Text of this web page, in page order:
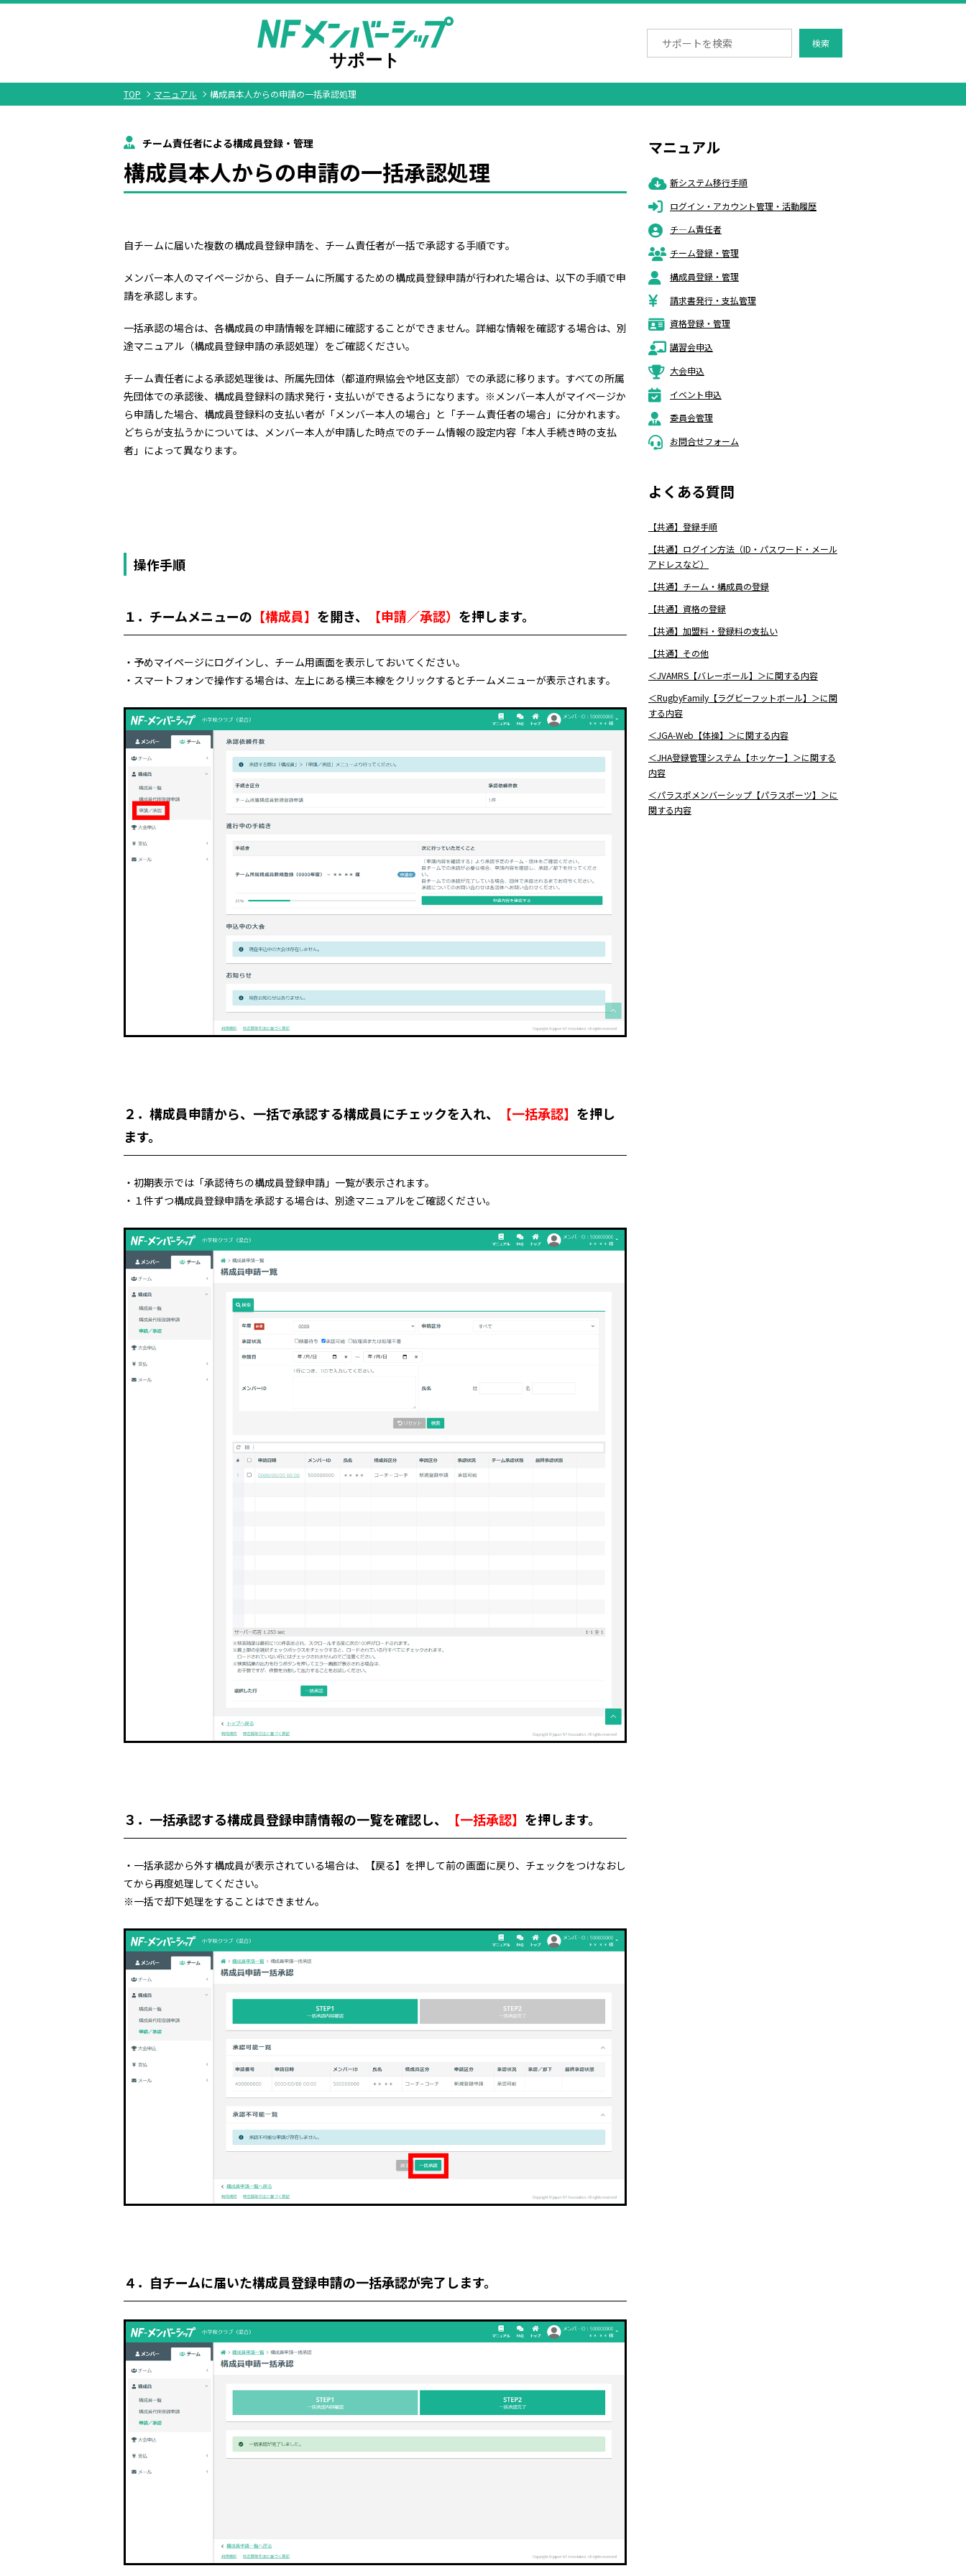
検索
TOP マニュアル 構成員本人からの申請の一括承認処理
チーム責任者による構成員登録・管理
構成員本人からの申請の一括承認処理
自チームに届いた複数の構成員登録申請を、チーム責任者が一括で承認する手順です。
メンバー本人のマイページから、自チームに所属するための構成員登録申請が行われた場合は、以下の手順で申
請を承認します。
一括承認の場合は、各構成員の申請情報を詳細に確認することができません。詳細な情報を確認する場合は、別
途マニュアル（構成員登録申請の承認処理）をご確認ください。
チーム責任者による承認処理後は、所属先団体（都道府県協会や地区支部）での承認に移ります。すべての所属
先団体での承認後、構成員登録料の請求発行・支払いができるようになります。※メンバー本人がマイページか
ら申請した場合、構成員登録料の支払い者が「メンバー本人の場合」と「チーム責任者の場合」に分かれます。
どちらが支払うかについては、メンバー本人が申請した時点でのチーム情報の設定内容「本人手続き時の支払
者」によって異なります。
操作手順
１．チームメニューの 【構成員】 を開き、 【申請／承認） を押します。
・予めマイページにログインし、チーム用画面を表示しておいてください。
・スマートフォンで操作する場合は、左上にある横三本線をクリックするとチームメニューが表示されます。
２．構成員申請から、一括で承認する構成員にチェックを入れ、 【一括承認】 を押し
ます。
・初期表示では「承認待ちの構成員登録申請」一覧が表示されます。
・１件ずつ構成員登録申請を承認する場合は、別途マニュアルをご確認ください。
３．一括承認する構成員登録申請情報の一覧を確認し、 【一括承認】 を押します。
・一括承認から外す構成員が表示されている場合は、【戻る】を押して前の画面に戻り、チェックをつけなおし
てから再度処理してください。
※一括で却下処理をすることはできません。
４．自チームに届いた構成員登録申請の一括承認が完了します。
マニュアル
新システム移行手順
ログイン・アカウント管理・活動履歴
チ―ム責任者
チーム登録・管理
構成員登録・管理
請求書発行・支払管理
資格登録・管理
講習会申込
大会申込
イベント申込
委員会管理
お問合せフォーム
よくある質問
【共通】登録手順
【共通】ログイン方法（ID・パスワード・メール
アドレスなど）
【共通】チーム・構成員の登録
【共通】資格の登録
【共通】加盟料・登録料の支払い
【共通】その他
＜JVAMRS【バレーボール】＞に関する内容
＜RugbyFamily【ラグビーフットボール】＞に関
する内容
＜JGA-Web【体操】＞に関する内容
＜JHA登録管理システム【ホッケー】＞に関する
内容
＜パラスポメンバーシップ【パラスポーツ】＞に
関する内容